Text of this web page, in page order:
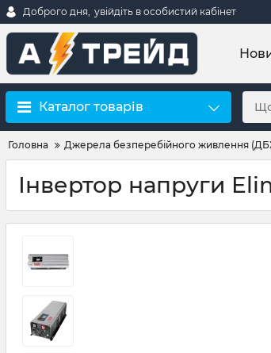
Доброго дня, увійдіть в особистий кабінет
Каталог товарів
Головна Джерела безперебійного живлення
Інвертор напруги